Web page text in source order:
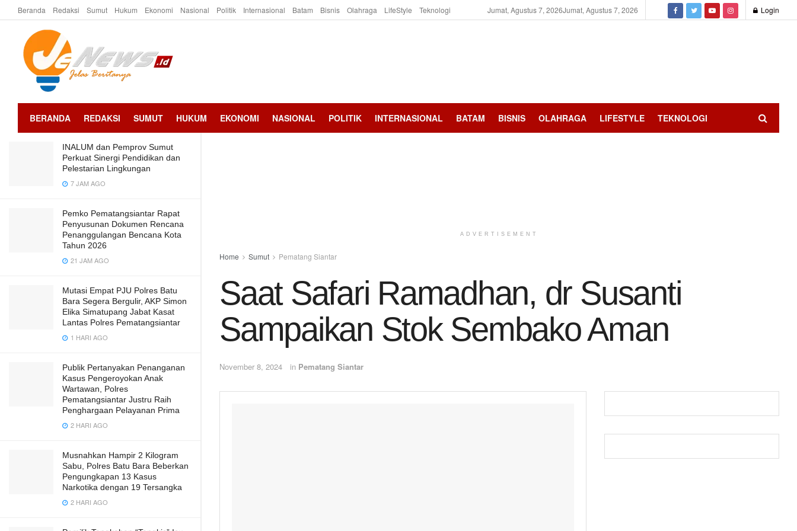
LATEST TRENDING
Saat Safari Ramadhan, dr Susanti
Sampaikan Stok Sembako Aman
INALUM dan Pemprov Sumut
Perkuat Sinergi Pendidikan dan
Pelestarian Lingkungan
7 JAM AGO
Pemko Pematangsiantar Rapat
Penyusunan Dokumen Rencana
Penanggulangan Bencana Kota
Tahun 2026
21 JAM AGO
Mutasi Empat PJU Polres Batu
Bara Segera Bergulir, AKP Simon
Elika Simatupang Jabat Kasat
Lantas Polres Pematangsiantar
1 HARI AGO
Publik Pertanyakan Penanganan
Kasus Pengeroyokan Anak
Wartawan, Polres
Pematangsiantar Justru Raih
Penghargaan Pelayanan Prima
2 HARI AGO
Musnahkan Hampir 2 Kilogram
Sabu, Polres Batu Bara Beberkan
Pengungkapan 13 Kasus
Narkotika dengan 19 Tersangka
2 HARI AGO
Beranda Redaksi Sumut Hukum Ekonomi Nasional Politik Internasional Batam Bisnis Olahraga LifeStyle Teknologi Jumat, Agustus 7, 2026Jumat, Agustus 7, 2026 Login
BERANDA REDAKSI SUMUT HUKUM EKONOMI NASIONAL POLITIK INTERNASIONAL BATAM BISNIS OLAHRAGA LIFESTYLE TEKNOLOGI
ADVERTISEMENT
Home Sumut Pematang Siantar
Saat Safari Ramadhan, dr Susanti
Sampaikan Stok Sembako Aman
November 8, 2024 in Pematang Siantar